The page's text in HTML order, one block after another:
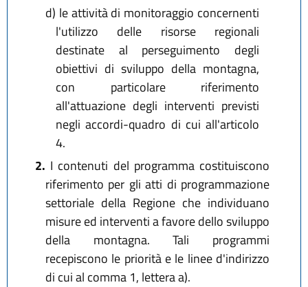
d) le attività di monitoraggio concernenti
l'utilizzo delle risorse regionali
destinate al perseguimento degli
obiettivi di sviluppo della montagna,
con particolare riferimento
all'attuazione degli interventi previsti
negli accordi-quadro di cui all'articolo
4.
2. I contenuti del programma costituiscono
riferimento per gli atti di programmazione
settoriale della Regione che individuano
misure ed interventi a favore dello sviluppo
della montagna. Tali programmi
recepiscono le priorità e le linee d'indirizzo
di cui al comma 1, lettera a).